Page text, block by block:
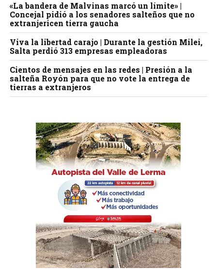
«La bandera de Malvinas marcó un límite» |
Concejal pidió a los senadores salteños que no
extranjericen tierra gaucha
Viva la libertad carajo | Durante la gestión Milei,
Salta perdió 313 empresas empleadoras
Cientos de mensajes en las redes | Presión a la
salteña Royón para que no vote la entrega de
tierras a extranjeros